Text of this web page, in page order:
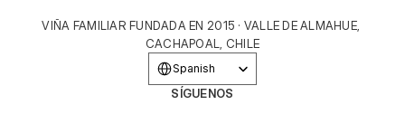
VIÑA FAMILIAR FUNDADA EN 2015 · VALLE DE ALMAHUE,
CACHAPOAL, CHILE
Spanish
SÍGUENOS